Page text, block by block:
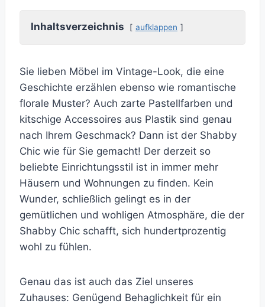
Inhaltsverzeichnis aufklappen
Sie lieben Möbel im Vintage-Look, die eine
Geschichte erzählen ebenso wie romantische
florale Muster? Auch zarte Pastellfarben und
kitschige Accessoires aus Plastik sind genau
nach Ihrem Geschmack? Dann ist der Shabby
Chic wie für Sie gemacht! Der derzeit so
beliebte Einrichtungsstil ist in immer mehr
Häusern und Wohnungen zu finden. Kein
Wunder, schließlich gelingt es in der
gemütlichen und wohligen Atmosphäre, die der
Shabby Chic schafft, sich hundertprozentig
wohl zu fühlen.
Genau das ist auch das Ziel unseres
Zuhauses: Genügend Behaglichkeit für ein